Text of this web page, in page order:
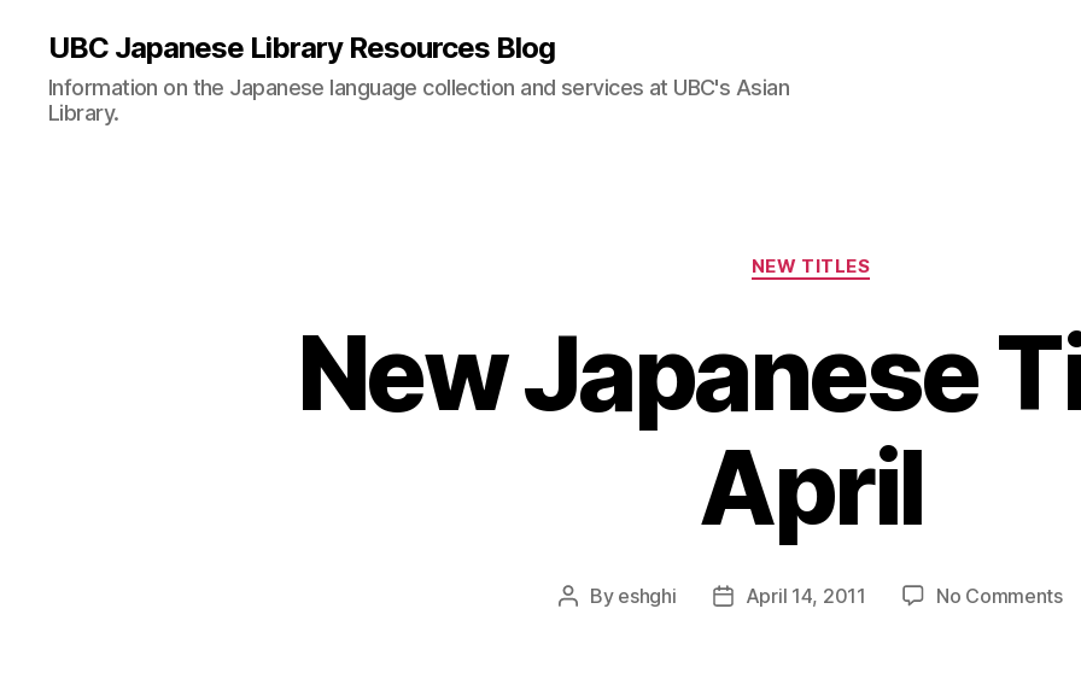
UBC Japanese Library Resources Blog
Information on the Japanese language collection and services at UBC's Asian
Library.
Categories
NEW TITLES
New Japanese
April
Post
By eshghi
PostApril 14, 2011 No Commentson